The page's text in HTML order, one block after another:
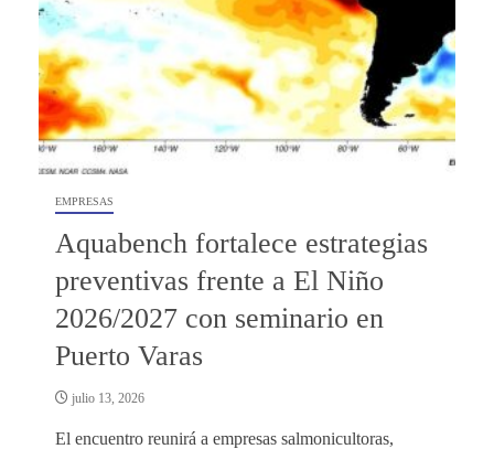
EMPRESAS
Aquabench fortalece estrategias
preventivas frente a El Niño
2026/2027 con seminario en
Puerto Varas
julio 13, 2026
El encuentro reunirá a empresas salmonicultoras,